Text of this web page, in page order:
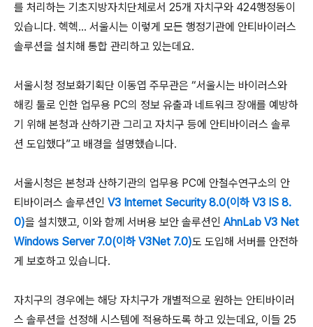
를 처리하는 기초지방자치단체로서 25개 자치구와 424행정동이
있습니다. 헥헥... 서울시는 이렇게 모든 행정기관에 안티바이러스
솔루션을 설치해 통합 관리하고 있는데요.
서울시청 정보화기획단 이동엽 주무관은 “서울시는 바이러스와
해킹 툴로 인한 업무용 PC의 정보 유출과 네트워크 장애를 예방하
기 위해 본청과 산하기관 그리고 자치구 등에 안티바이러스 솔루
션 도입했다”고 배경을 설명했습니다.
서울시청은 본청과 산하기관의 업무용 PC에 안철수연구소의 안
티바이러스 솔루션인 V3 Internet Security 8.0(이하 V3 IS 8.
0)을 설치했고, 이와 함께 서버용 보안 솔루션인 AhnLab V3 Net
Windows Server 7.0(이하 V3Net 7.0)도 도입해 서버를 안전하
게 보호하고 있습니다.
자치구의 경우에는 해당 자치구가 개별적으로 원하는 안티바이러
스 솔루션을 선정해 시스템에 적용하도록 하고 있는데요, 이들 25